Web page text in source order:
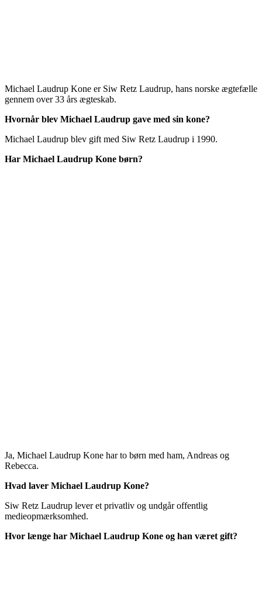
Michael Laudrup Kone er Siw Retz Laudrup, hans norske ægtefælle
gennem over 33 års ægteskab.
Hvornår blev Michael Laudrup gave med sin kone?
Michael Laudrup blev gift med Siw Retz Laudrup i 1990.
Har Michael Laudrup Kone børn?
Ja, Michael Laudrup Kone har to børn med ham, Andreas og
Rebecca.
Hvad laver Michael Laudrup Kone?
Siw Retz Laudrup lever et privatliv og undgår offentlig
medieopmærksomhed.
Hvor længe har Michael Laudrup Kone og han været gift?